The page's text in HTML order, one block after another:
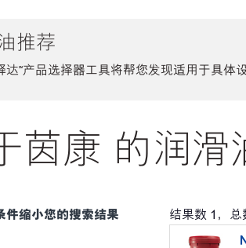
推荐
达℠产品选择器工具将帮您发现适用于具体
茵康 的润滑
件缩小您的搜索结果
结果数 1 ，总